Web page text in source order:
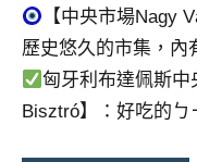
號
節
班
底、
【中央市場Nagy
歷史悠久的市集，內
匈牙利布達佩斯中
Bisztró】：好吃的ㄅ